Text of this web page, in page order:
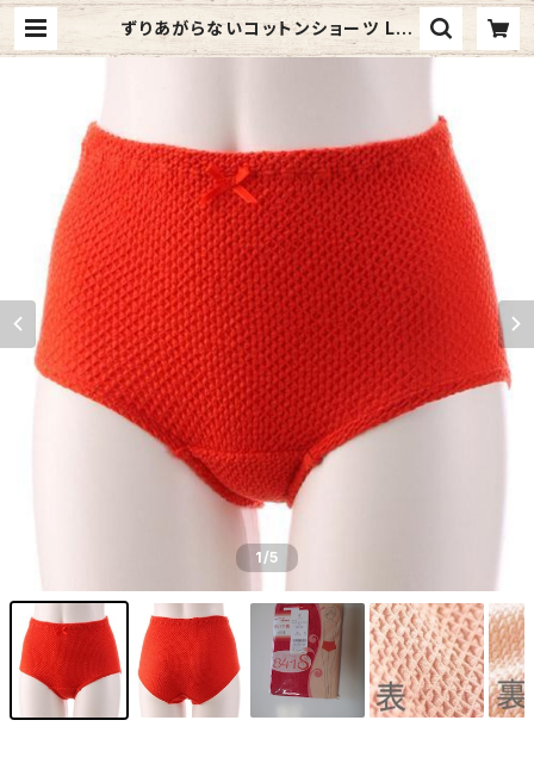
ずりあがらないコットンショーツ Lサ
イズ エトワール841 赤 ベーシック フ
1/5